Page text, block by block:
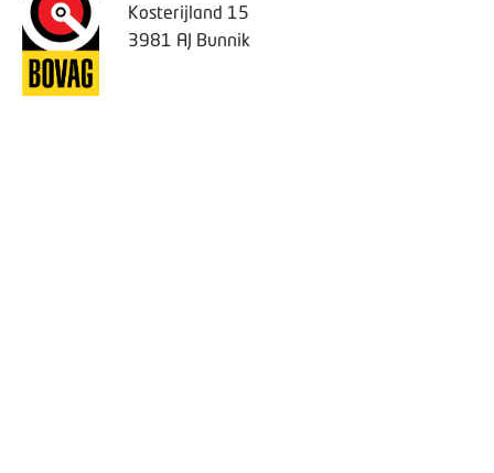
Kosterijland 15
3981 AJ Bunnik